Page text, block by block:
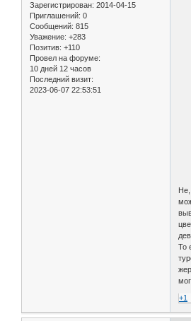
Зарегистрирован: 2014-04-15
Приглашений: 0
Сообщений: 815
Уважение: +283
Позитив: +110
Провел на форуме:
10 дней 12 часов
Последний визит:
2023-06-07 22:53:51
Не,
То
+1